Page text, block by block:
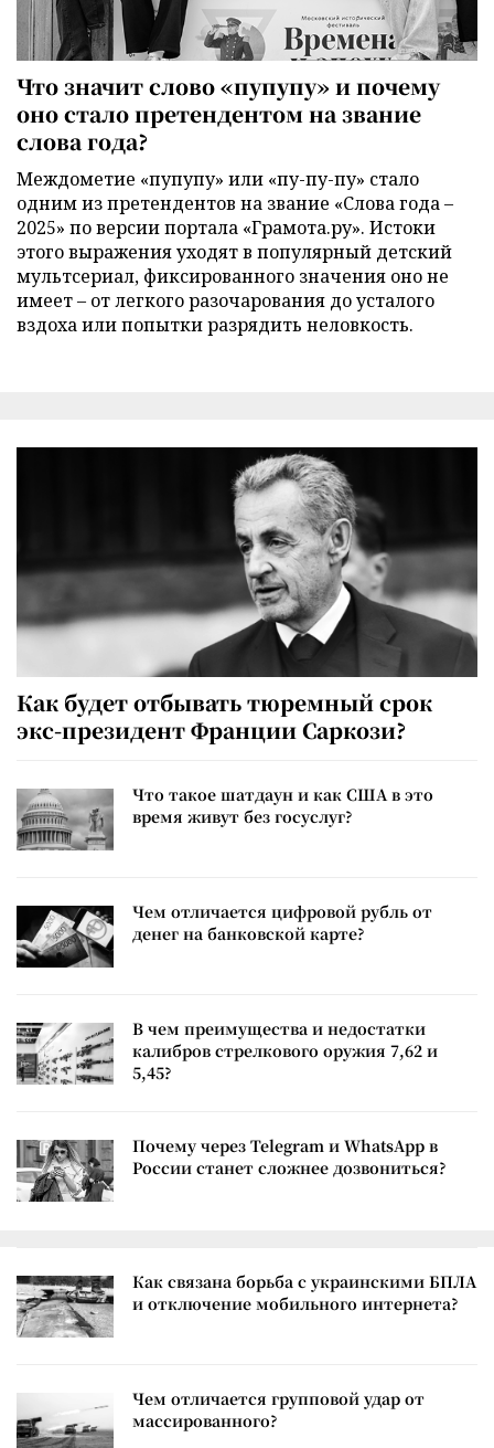
Что значит слово «пупупу» и почему
оно стало претендентом на звание
слова года?
Междометие «пупупу» или «пу-пу-пу» стало
одним из претендентов на звание «Слова года –
2025» по версии портала «Грамота.ру». Истоки
этого выражения уходят в популярный детский
мультсериал, фиксированного значения оно не
имеет – от легкого разочарования до усталого
вздоха или попытки разрядить неловкость.
Как будет отбывать тюремный срок
экс-президент Франции Саркози?
Что такое шатдаун и как США в это
время живут без госуслуг?
Чем отличается цифровой рубль от
денег на банковской карте?
В чем преимущества и недостатки
калибров стрелкового оружия 7,62 и
5,45?
Почему через Telegram и WhatsApp в
России станет сложнее дозвониться?
Как связана борьба с украинскими БПЛА
и отключение мобильного интернета?
Чем отличается групповой удар от
массированного?